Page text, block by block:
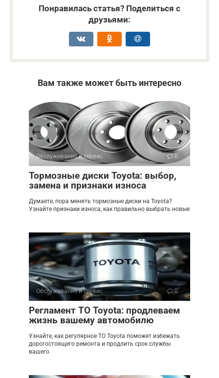
Понравилась статья? Поделиться с
друзьями:
Вам также может быть интересно
Обслуживание и сервис 0
Тормозные диски Toyota: выбор,
замена и признаки износа
Думаете, пора менять тормозные диски на Toyota?
Узнайте признаки износа, как правильно выбрать новые
Обслуживание и сервис 0
Регламент ТО Toyota: продлеваем
жизнь вашему автомобилю
Узнайте, как регулярное ТО Toyota поможет избежать
дорогостоящего ремонта и продлить срок службы
вашего